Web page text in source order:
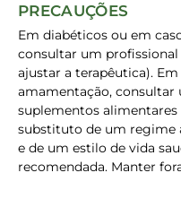
PRECAUÇÕES
Em diabéticos ou em
consultar um profissional
ajustar a terapêutica).
amamentação, consultar
suplementos
substituto de um regime
e de um estilo de vida
recomendada. Manter